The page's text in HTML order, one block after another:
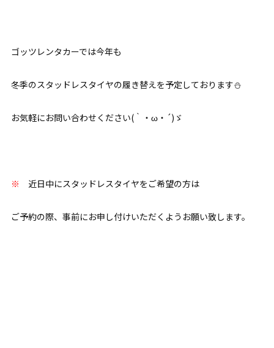
ゴッツレンタカーでは今年も
冬季のスタッドレスタイヤの履き替えを予定しております⛄
お気軽にお問い合わせください(｀・ω・´)ゞ
※ 近日中にスタッドレスタイヤをご希望の方は
ご予約の際、事前にお申し付けいただくようお願い致します。